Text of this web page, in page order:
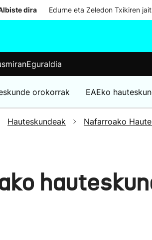
dira Edurne eta Zeledon Txikiren
Eguraldia
orokorrak EAEko
Hauteskundeak Nafarroako